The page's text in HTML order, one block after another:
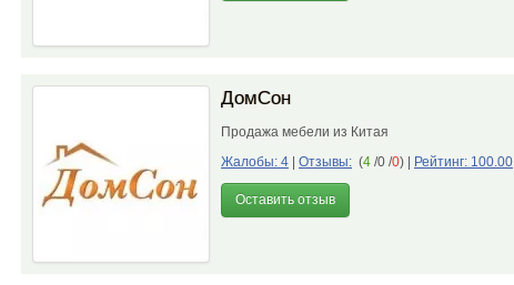
ДомСон
Продажа мебели из Китая
Жалобы: 4
Отзывы: (4 /0 /0) Рейтинг: 100.00
Оставить отзыв